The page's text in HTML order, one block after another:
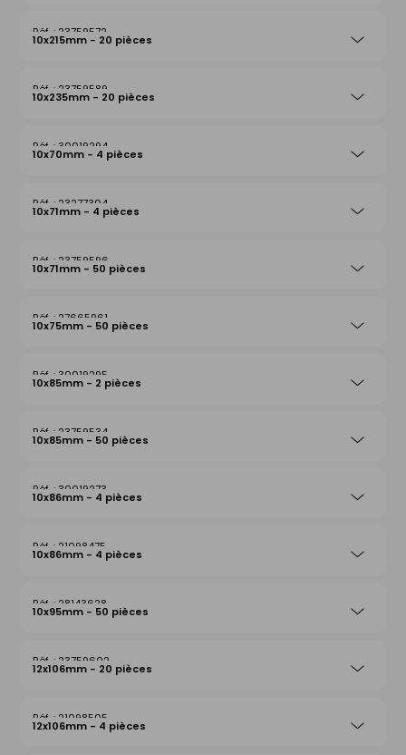
23759572
10x215mm - 20 pièces
23759589
10x235mm - 20 pièces
30019294
10x70mm - 4 pièces
23277304
10x71mm - 4 pièces
23759596
10x71mm - 50 pièces
27665961
10x75mm - 50 pièces
30019295
10x85mm - 2 pièces
23759534
10x85mm - 50 pièces
30019273
10x86mm - 4 pièces
21098475
10x86mm - 4 pièces
28143628
10x95mm - 50 pièces
23759602
12x106mm - 20 pièces
21098505
12x106mm - 4 pièces